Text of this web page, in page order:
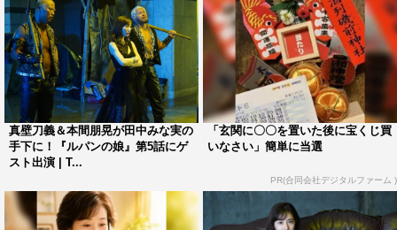
＜田中みな実 コメント＞
◆『ルパンの娘』のゲスト出演に決まった印象は？
「放送前から随分話題になっていた作品だったので、お話
を頂けて大変光栄でした」
真壁刀義＆本間朋晃が田中みな実の
手下に！『ルパンの娘』第5話にゲ
スト出演 | T...
「玄関に〇〇を置いた後に宝くじ買
いなさい」簡単に当選
PR(合同会社デジタルファーム )